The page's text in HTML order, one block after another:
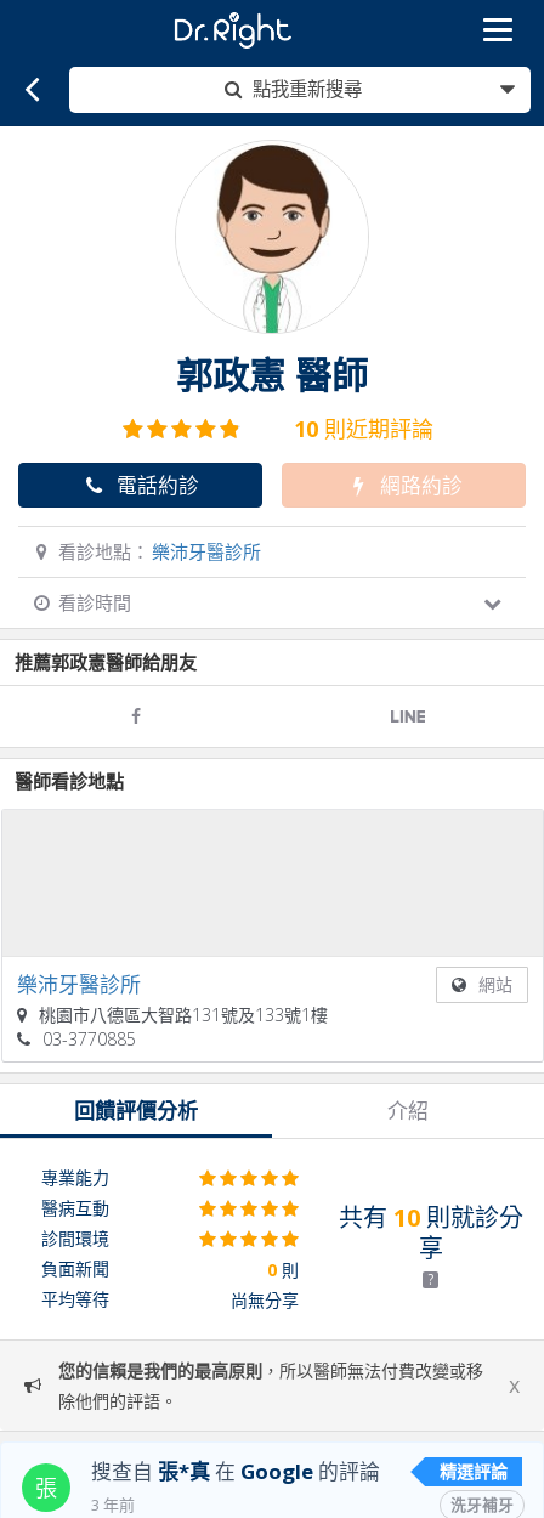
Toggle
點我重新搜尋
郭政憲 醫師
10則近期評論
電話約診 網路約診
看診地點： 樂沛牙醫診所
看診時間
推薦郭政憲醫師給朋友
醫師看診地點
樂沛牙醫診所
網站
桃園市八德區大智路131號及133號1樓
03-3770885
回饋評價分析 介紹
共有 10則就診分
享
?
專業能力
醫病互動
診間環境
負面新聞
0 則
平均等待
尚無分享
您的信賴是我們的最高原則 ，所以醫師無法付費改變或移
除他們的評語。
x
張
搜查自 張*真在 Google 的評論 精選評論
3 年前 洗牙補牙